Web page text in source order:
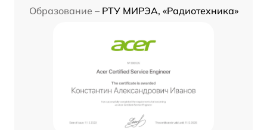
Образование – РТУ МИРЭА, «Радиотехника»